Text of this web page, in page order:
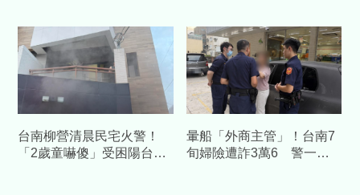
品質
台南柳營清晨民宅火警！
「2歲童嚇傻」受困陽台
暈船「外商主管」！台南7
旬婦險遭詐3萬6 警一通